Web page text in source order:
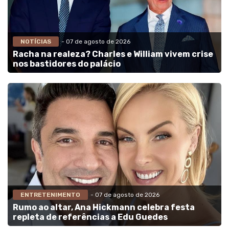
NOTÍCIAS - 07 de agosto de 2026
Racha na realeza? Charles e William vivem crise
nos bastidores do palácio
ENTRETENIMENTO - 07 de agosto de 2026
Rumo ao altar, Ana Hickmann celebra festa
repleta de referências a Edu Guedes